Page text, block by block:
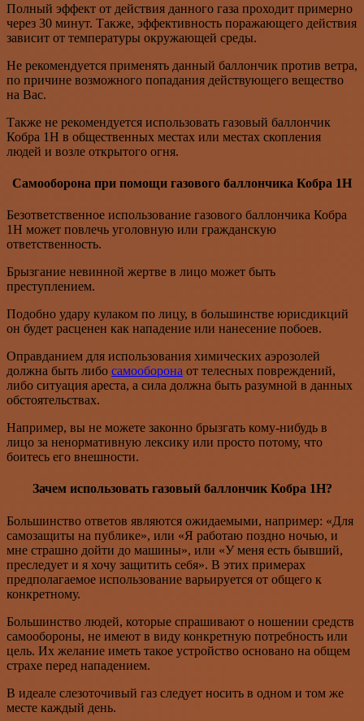
Полный эффект от действия данного газа проходит примерно
через 30 минут. Также, эффективность поражающего действия
зависит от температуры окружающей среды.
Не рекомендуется применять данный баллончик против ветра,
по причине возможного попадания действующего вещество
на Вас.
Также не рекомендуется использовать газовый баллончик
Кобра 1Н в общественных местах или местах скопления
людей и возле открытого огня.
Самооборона при помощи газового баллончика Кобра 1Н
Безответственное использование газового баллончика Кобра
1Н может повлечь уголовную или гражданскую
ответственность.
Брызгание невинной жертве в лицо может быть
преступлением.
Подобно удару кулаком по лицу, в большинстве юрисдикций
он будет расценен как нападение или нанесение побоев.
Оправданием для использования химических аэрозолей
должна быть либо самооборона от телесных повреждений,
либо ситуация ареста, а сила должна быть разумной в данных
обстоятельствах.
Например, вы не можете законно брызгать кому-нибудь в
лицо за ненормативную лексику или просто потому, что
боитесь его внешности.
Зачем использовать газовый баллончик Кобра 1Н?
Большинство ответов являются ожидаемыми, например: «Для
самозащиты на публике», или «Я работаю поздно ночью, и
мне страшно дойти до машины», или «У меня есть бывший,
преследует и я хочу защитить себя». В этих примерах
предполагаемое использование варьируется от общего к
конкретному.
Большинство людей, которые спрашивают о ношении средств
самообороны, не имеют в виду конкретную потребность или
цель. Их желание иметь такое устройство основано на общем
страхе перед нападением.
В идеале слезоточивый газ следует носить в одном и том же
месте каждый день.